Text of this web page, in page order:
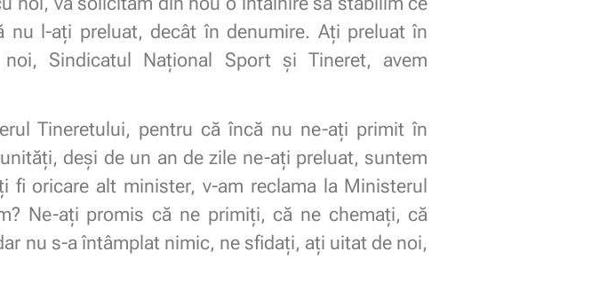
l-ați preluat, decât în denumire. Ați preluat în
Sindicatul Național Sport și Tineret, avem
Tineretului, pentru că încă nu ne-ați primit în
deși de un an de zile ne-ați preluat, suntem
fi oricare alt minister, v-am reclama la Ministerul
Ne-ați promis că ne primiți, că ne chemați, că
nu s-a întâmplat nimic, ne sfidați, ați uitat de noi,